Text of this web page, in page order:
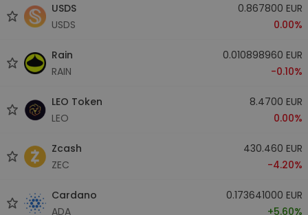
USDS
USDS
0.867800 EUR
0.00%
Rain
RAIN
0.010898960 EUR
-0.10%
LEO Token
LEO
8.4700 EUR
0.00%
Zcash
ZEC
430.460 EUR
-4.20%
Cardano
ADA
0.173641000 EUR
+5.60%